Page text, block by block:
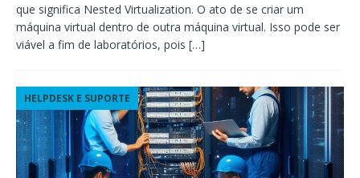
que significa Nested Virtualization. O ato de se criar um
máquina virtual dentro de outra máquina virtual. Isso pode ser
viável a fim de laboratórios, pois […]
HELPDESK E SUPORTE